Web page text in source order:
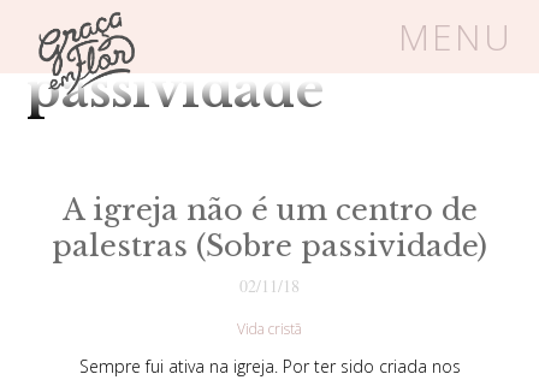
MENU
Um espaço seguro onde mulheres
Carrinho
BLOG
Tag Arquivos:
passividade
A igreja não é um centro de
palestras (Sobre passividade)
02/11/18
Vida cristã
Sempre fui ativa na igreja. Por ter sido criada nos